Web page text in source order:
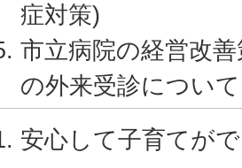
症対策)
市立病院の経営改
の外来受診について
安心して子育てが